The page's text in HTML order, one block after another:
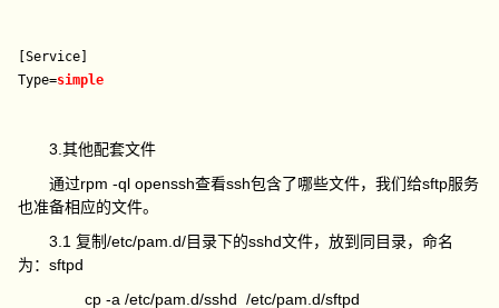
[Service]
Type=
3.其他配套文件
通过rpm -ql openssh查看ssh包含了哪些文件，我们给sftp服务
也准备相应的文件。
3.1 复制/etc/pam.d/目录下的sshd文件，放到同目录，命名
为：sftpd
cp -a /etc/pam.d/sshd /etc/pam.d/sftpd